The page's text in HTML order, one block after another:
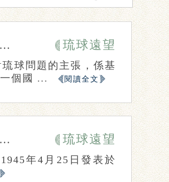
簡皓瑜
琉球遠望
球問題的主張，係基
個國 ...
閱讀全文
簡皓瑜
琉球遠望
年4月25日發表於